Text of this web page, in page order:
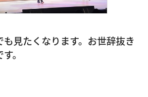
見たくなります。お世辞抜き
。